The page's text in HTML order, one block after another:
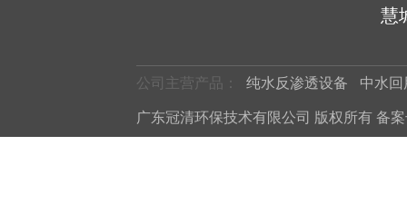
慧
公司主营产品： 纯水反渗透设备 中水回
广东冠清环保技术有限公司 版权所有 备